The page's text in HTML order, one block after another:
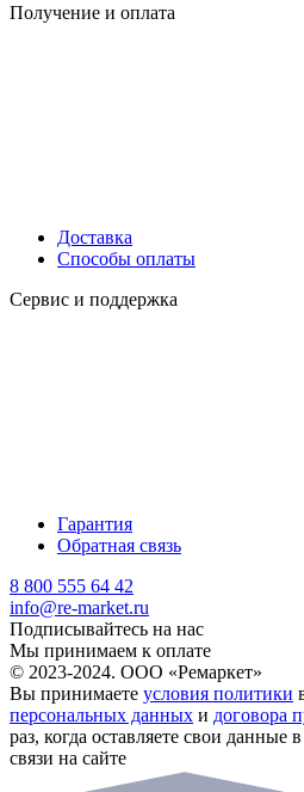
Получение и оплата
Доставка
Способы оплаты
Сервис и поддержка
Гарантия
Обратная связь
8 800 555 64 42
info@re-market.ru
Подписывайтесь на нас
Мы принимаем к оплате
© 2023-2024. ООО «Ремаркет»
Вы принимаете условия политики
персональных данных и договора
раз, когда оставляете свои
связи на сайте